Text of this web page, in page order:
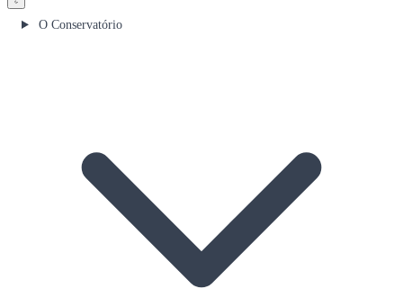
O Conservatório